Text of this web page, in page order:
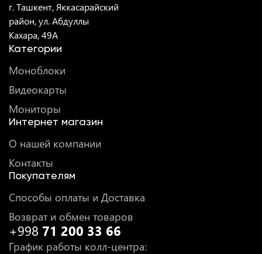
г. Ташкент, Яккасарайский
район, ул. Абдуллы
Кахара, 49A
Категории
Моноблоки
Видеокарты
Мониторы
Интернет магазин
О нашей компании
Контакты
Покупателям
Способы оплаты и Доставка
Возврат и обмен товаров
+998 71 200 33 66
График работы колл-центра: